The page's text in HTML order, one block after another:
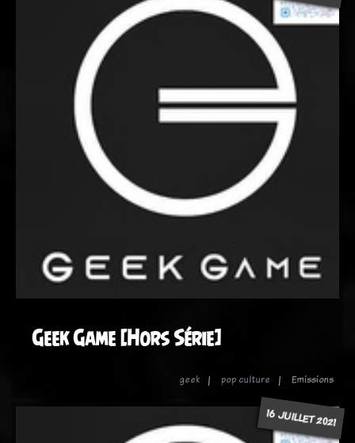
Geek Game [Hors Série]
geek pop culture Emissions
16 JUILLET 2021